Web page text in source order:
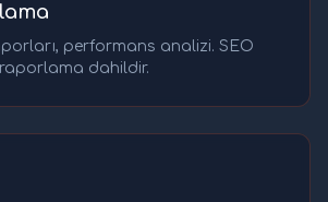
performans analizi. SEO
dahildir.